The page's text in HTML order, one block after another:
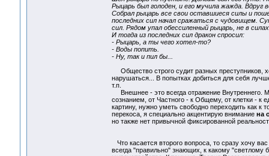
Рыцарь был голоден, и его мучила жажда. Вдруг
Собрал рыцарь все свои оставшиеся силы и
последних сил начал сражаться с чудовищем.
сил. Рядом упал обессиленный рыцарь, не в
И тогда из последних сил дракон спросил:
- Рыцарь, а ты чего хотел-то?
- Воды попить.
- Ну, так и пил бы...
Общество строго судит разных преступников,
нарушаться... В попытках добиться для себя
т.п.
Внешнее - это всегда отражение Внутреннего.
сознанием, от Частного - к Общему, от клетки - к
картину, нужно уметь свободно переходить как к
перекоса, я специально акцентирую внимание на
но также нет привычной фиксированной
Что касается второго вопроса, то сразу хочу
всегда "правильно" знающих, к какому